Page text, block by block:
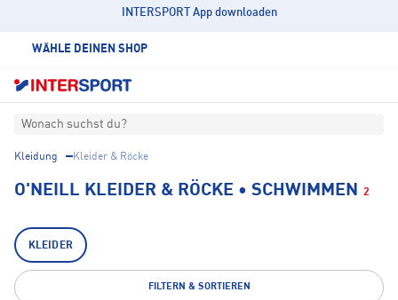
INTERSPORT App downloaden
WÄHLE DEINEN SHOP
Wonach suchst du?
Kleidung Kleider & Röcke
O'NEILL KLEIDER & RÖCKE • SCHWIMMEN 2
KLEIDER
FILTERN & SORTIEREN